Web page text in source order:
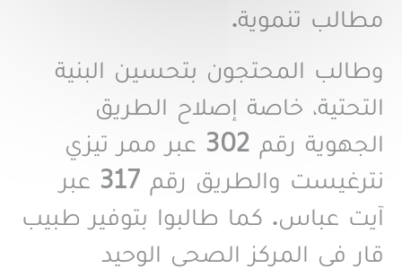
مطالب تنموية.
وطالب المحتجون بتحسين البنية
التحتية، خاصة إصلاح الطريق
الجهوية رقم 302 عبر ممر تيزي
نترغيست والطريق رقم 317 عبر
آيت عباس. كما طالبوا بتوفير طبيب
قار في المركز الصحي الوحيد